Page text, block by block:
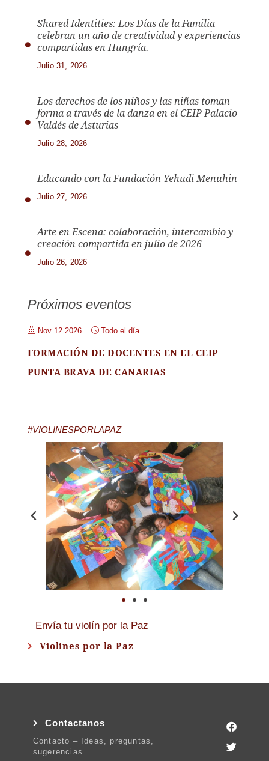
Shared Identities: Los Días de la Familia
celebran un año de creatividad y experiencias
compartidas en Hungría.
Julio 31, 2026
Los derechos de los niños y las niñas toman
forma a través de la danza en el CEIP Palacio
Valdés de Asturias
Julio 28, 2026
Educando con la Fundación Yehudi Menuhin
Julio 27, 2026
Arte en Escena: colaboración, intercambio y
creación compartida en julio de 2026
Julio 26, 2026
Próximos eventos
Nov 12 2026 Todo el día
FORMACIÓN DE DOCENTES EN EL CEIP
PUNTA BRAVA DE CANARIAS
#VIOLINESPORLAPAZ
Envía tu violín por la Paz
Violines por la Paz
Contactanos
Contacto – Ideas, preguntas,
sugerencias…